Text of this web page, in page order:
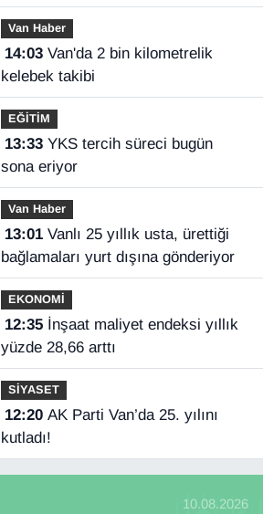
Van Haber
14:03Van'da 2 bin kilometrelik
kelebek takibi
EĞİTİM
13:33YKS tercih süreci bugün
sona eriyor
Van Haber
13:01Vanlı 25 yıllık usta, ürettiği
bağlamaları yurt dışına gönderiyor
EKONOMİ
12:35İnşaat maliyet endeksi yıllık
yüzde 28,66 arttı
SİYASET
12:20AK Parti Van’da 25. yılını
kutladı!
10.08.2026